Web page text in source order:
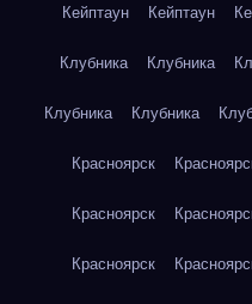
Кейптаун Кейптаун
Клубника Клубника
Клубника Клубника
Красноярск
Красноярск
Красноярск